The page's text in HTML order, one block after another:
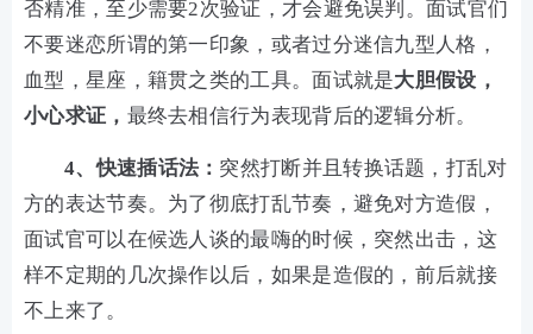
否精准，至少需要2次验证，才会避免误判。面试官们
不要迷恋所谓的第一印象，或者过分迷信九型人格，
血型，星座，籍贯之类的工具。面试就是大胆假设，
小心求证， 最终去相信行为表现背后的逻辑分析。
4、快速插话法： 突然打断并且转换话题，打乱对
方的表达节奏。为了彻底打乱节奏，避免对方造假，
面试官可以在候选人谈的最嗨的时候，突然出击，这
样不定期的几次操作以后，如果是造假的，前后就接
不上来了。